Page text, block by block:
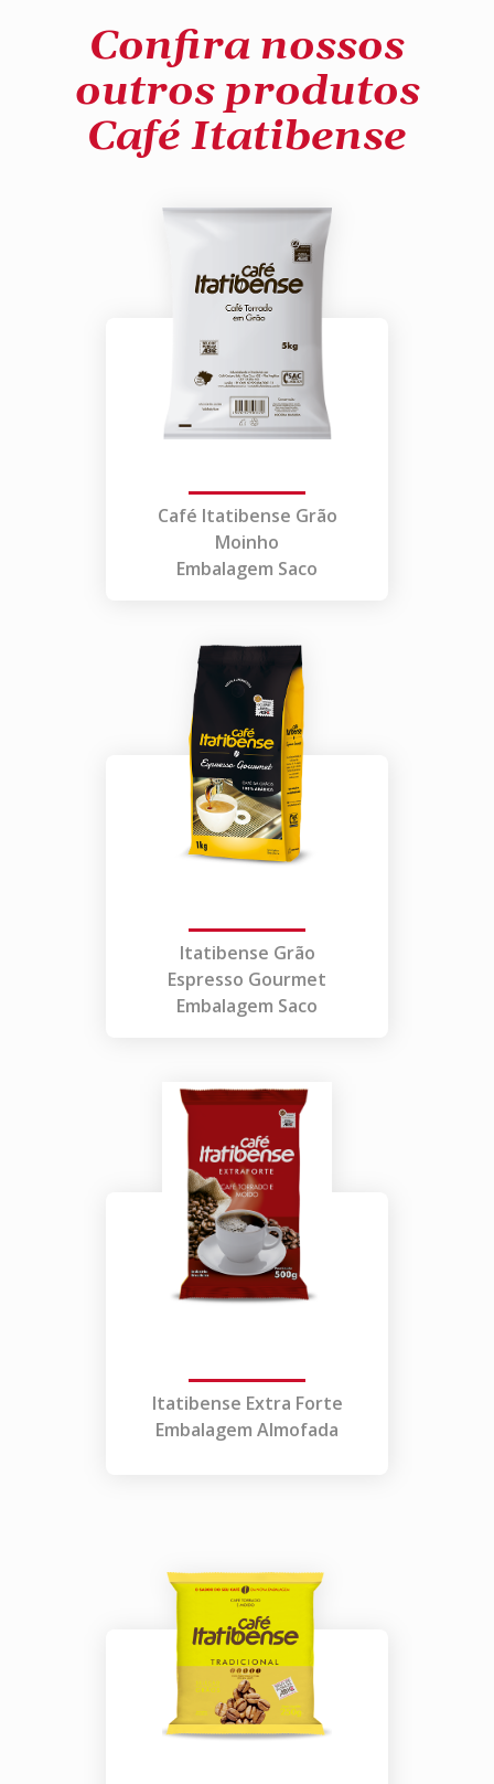
Confira nossos
outros produtos
Café Itatibense
Café Itatibense Grão
Moinho
Embalagem Saco
Itatibense Grão
Espresso Gourmet
Embalagem Saco
Itatibense Extra Forte
Embalagem Almofada